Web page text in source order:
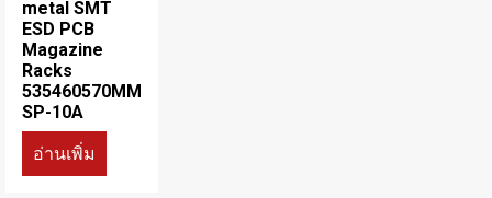
metal SMT
ESD PCB
Magazine
Racks
535460570MM
SP-10A
อ่านเพิ่ม